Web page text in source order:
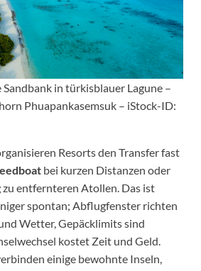
in türkisblauer Lagune –
Phuapankasemsuk – iStock-ID:
Resorts den Transfer fast
bei kurzen Distanzen oder
zu entfernteren Atollen. Das ist
spontan; Abflugfenster richten
Wetter, Gepäcklimits sind
kostet Zeit und Geld.
einige bewohnte Inseln,